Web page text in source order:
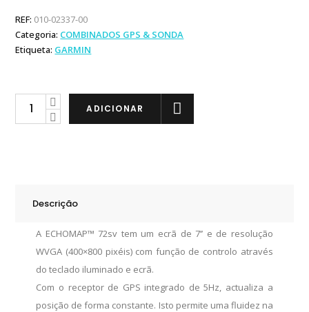
REF: 010-02337-00
Categoria: COMBINADOS GPS & SONDA
Etiqueta: GARMIN
Garmin
ECHOMAP
ADICIONAR
Descrição
A ECHOMAP™ 72sv tem um ecrã de 7’’ e de resolução
WVGA (400×800 pixéis) com função de controlo através
do teclado iluminado e ecrã.
Com o receptor de GPS integrado de 5Hz, actualiza a
posição de forma constante. Isto permite uma fluidez na